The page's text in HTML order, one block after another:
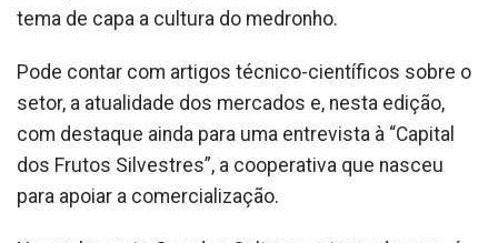
tema de capa a cultura do medronho.
Pode contar com artigos técnico-científicos sobre o
setor, a atualidade dos mercados e, nesta edição,
com destaque ainda para uma entrevista à “Capital
dos Frutos Silvestres”, a cooperativa que nasceu
para apoiar a comercialização.